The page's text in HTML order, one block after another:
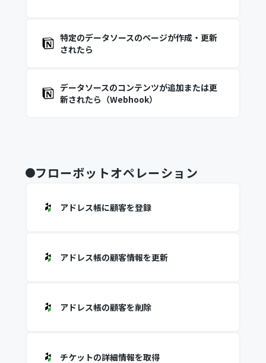
特定のデータソースのページが作成・更新
されたら
データソースのコンテンツが追加または更
新されたら（Webhook）
フローボットオペレーション
アドレス帳に顧客を登録
アドレス帳の顧客情報を更新
アドレス帳の顧客を削除
チケットの詳細情報を取得